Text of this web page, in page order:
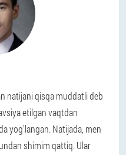
natijani qisqa muddatli deb
etilgan vaqtdan
yog'langan. Natijada, men
shimim qattiq. Ular